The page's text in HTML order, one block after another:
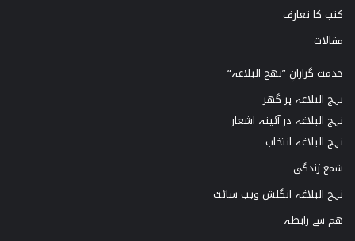
کتب کا تعارف
مقالات
خدمت گزارانِ ”نھج البلاغہ“
نہج البلاغہ ہر گھر
نہج البلاغہ در آئینہ اشعار
نہج البلاغہ انتخاب
شمع زندگی
نہج البلاغہ انگلش ویب سائٹ
ھم سے رابطہ